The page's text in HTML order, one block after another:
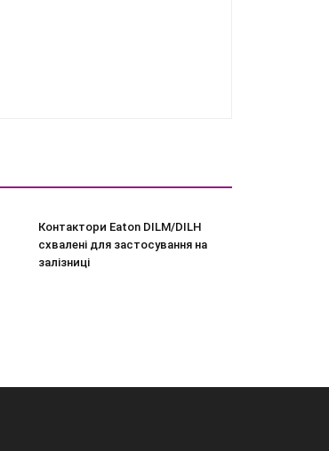
Контактори Eaton DILM/DILH
схвалені для застосування на
залізниці